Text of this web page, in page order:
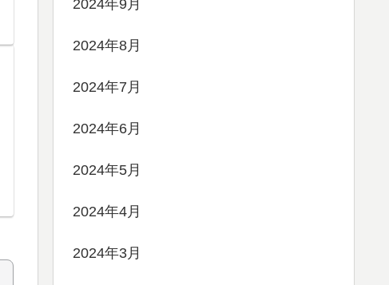
2024年9月
2024年8月
2024年7月
2024年6月
2024年5月
2024年4月
2024年3月